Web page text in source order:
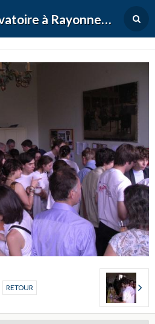
APEC Conservatoire à Rayonnement Régional de Versailles Grand Parc
RETOUR